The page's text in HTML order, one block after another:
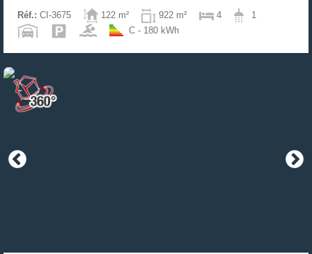
Réf.: CI-3675 122 m² 922 m² 4
1
C - 180 kWh